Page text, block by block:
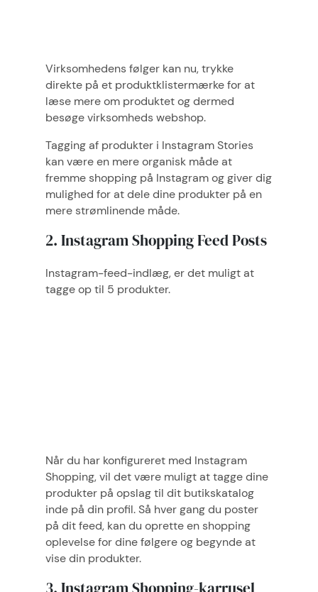
Virksomhedens følger kan nu, trykke
direkte på et produktklistermærke for at
læse mere om produktet og dermed
besøge virksomheds webshop.
Tagging af produkter i Instagram Stories
kan være en mere organisk måde at
fremme shopping på Instagram og giver dig
mulighed for at dele dine produkter på en
mere strømlinende måde.
2. Instagram Shopping Feed Posts
Instagram-feed-indlæg, er det muligt at
tagge op til 5 produkter.
Når du har konfigureret med Instagram
Shopping, vil det være muligt at tagge dine
produkter på opslag til dit butikskatalog
inde på din profil. Så hver gang du poster
på dit feed, kan du oprette en shopping
oplevelse for dine følgere og begynde at
vise din produkter.